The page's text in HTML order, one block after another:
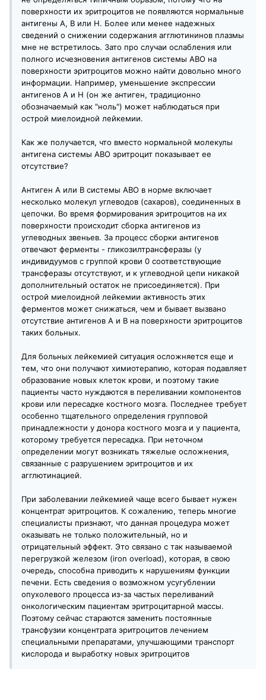
поверхности их эритроцитов не появляются нормальные
антигены А, В или Н. Более или менее надежных
сведений о снижении содержания агглютининов плазмы
мне не встретилось. Зато про случаи ослабления или
полного исчезновения антигенов системы АВО на
поверхности эритроцитов можно найти довольно много
информации. Например, уменьшение экспрессии
антигенов А и Н (он же антиген, традиционно
обозначаемый как "ноль") может наблюдаться при
острой миелоидной лейкемии.
Как же получается, что вместо нормальной молекулы
антигена системы АВО эритроцит показывает ее
отсутствие?
Антиген А или В системы АВО в норме включает
несколько молекул углеводов (сахаров), соединенных в
цепочки. Во время формирования эритроцитов на их
поверхности происходит сборка антигенов из
углеводных звеньев. За процесс сборки антигенов
отвечают ферменты - гликозилтрансферазы (у
индивидуумов с группой крови 0 соответствующие
трансферазы отсутствуют, и к углеводной цепи никакой
дополнительный остаток не присоединяется). При
острой миелоидной лейкемии активность этих
ферментов может снижаться, чем и бывает вызвано
отсутствие антигенов А и В на поверхности эритроцитов
таких больных.
Для больных лейкемией ситуация осложняется еще и
тем, что они получают химиотерапию, которая подавляет
образование новых клеток крови, и поэтому такие
пациенты часто нуждаются в переливании компонентов
крови или пересадке костного мозга. Последнее требует
особенно тщательного определения групповой
принадлежности у донора костного мозга и у пациента,
которому требуется пересадка. При неточном
определении могут возникать тяжелые осложнения,
связанные с разрушением эритроцитов и их
агглютинацией.
При заболевании лейкемией чаще всего бывает нужен
концентрат эритроцитов. К сожалению, теперь многие
специалисты признают, что данная процедура может
оказывать не только положительный, но и
отрицательный эффект. Это связано с так называемой
перегрузкой железом (iron overload), которая, в свою
очередь, способна приводить к нарушениям функции
печени. Есть сведения о возможном усугублении
опухолевого процесса из-за частых переливаний
онкологическим пациентам эритроцитарной массы.
Поэтому сейчас стараются заменить постоянные
трансфузии концентрата эритроцитов лечением
специальными препаратами, улучшающими транспорт
кислорода и выработку новых эритроцитов